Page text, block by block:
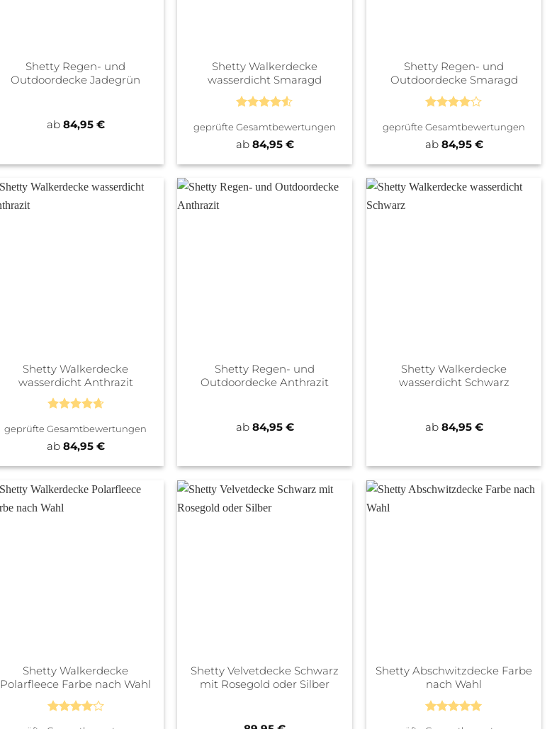
Shetty Regen- und
Outdoordecke Jadegrün
ab 84,95 €
Shetty Walkerdecke
wasserdicht Smaragd
mit4.5
von 5
geprüfte Gesamtbewertungen
ab 84,95 €
Shetty Regen- und
Outdoordecke Smaragd
mit4
von 5
geprüfte Gesamtbewertungen
ab 84,95 €
Shetty Walkerdecke
wasserdicht Anthrazit
mit4.67
von 5
geprüfte Gesamtbewertungen
ab 84,95 €
Shetty Regen- und
Outdoordecke Anthrazit
ab 84,95 €
Shetty Walkerdecke
wasserdicht Schwarz
ab 84,95 €
Shetty Walkerdecke
Polarfleece Farbe nach Wahl
Shetty Velvetdecke Schwarz
mit Rosegold oder Silber
Shetty Abschwitzdecke Farbe
nach Wahl